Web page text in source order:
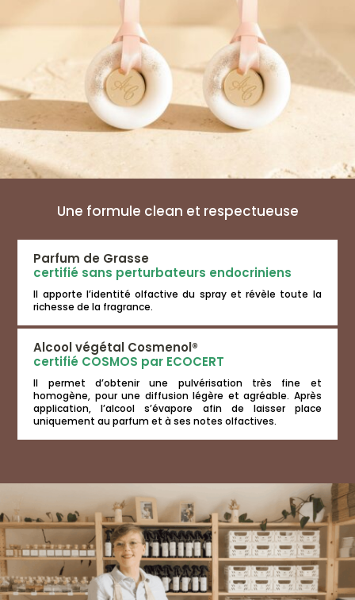
Une formule clean et respectueuse
Parfum de Grasse
certifié sans perturbateurs endocriniens
Il apporte l’identité olfactive du spray et révèle toute la
richesse de la fragrance.
Alcool végétal Cosmenol®
certifié COSMOS par ECOCERT
Il permet d’obtenir une pulvérisation très fine et
homogène, pour une diffusion légère et agréable. Après
application, l’alcool s’évapore afin de laisser place
uniquement au parfum et à ses notes olfactives.